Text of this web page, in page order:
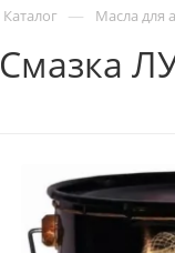
Каталог — Масла для
Смазка